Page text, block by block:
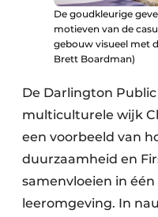
De goudkleurige
motieven van de
gebouw visueel met
Brett Boardman)
De Darlington Public
multiculturele wijk
een voorbeeld van
duurzaamheid en
samenvloeien in
leeromgeving. In